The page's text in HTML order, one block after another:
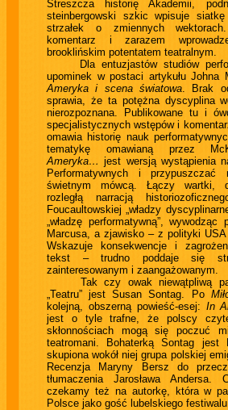
Streszcza historię Akademii,
steinbergowski szkic wpisuje
strzałek o zmiennych
komentarz i zarazem
brooklińskim potentatem teatralnym.
Dla entuzjastów studiów
upominek w postaci artykułu Johna
Ameryka i scena światowa. Brak
sprawia, że ta potężna dyscyplina
nierozpoznana. Publikowane tu i
specjalistycznych wstępów i
omawia historię nauk
tematykę omawianą przez
Ameryka… jest wersją wystąpienia
Performatywnych i
świetnym mówcą. Łączy wartki,
rozległą narracją
Foucaultowskiej „władzy
„władzę performatywną”,
Marcusa, a zjawisko – z polityki
Wskazuje konsekwencje i
tekst – trudno poddaje się
zainteresowanym i zaangażowanym.
Tak czy owak niewątpliwą
„Teatru” jest Susan Sontag. Po
kolejną, obszerną powieść-esej: In
jest o tyle trafne, że polscy
skłonnościach mogą się poczuć
teatromani. Bohaterką Sontag jest
skupiona wokół niej grupa polskiej
Recenzja Maryny Bersz do
tłumaczenia Jarosława
czekamy też na autorkę, która w
Polsce jako gość lubelskiego festiwalu